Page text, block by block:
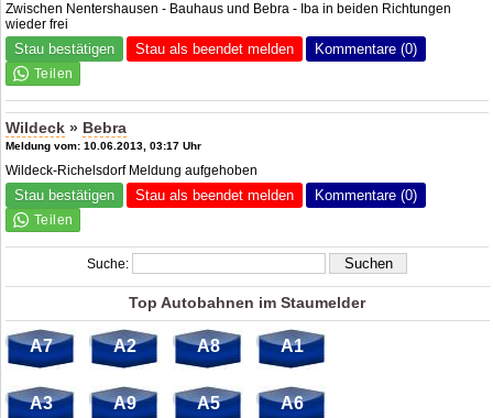
Zwischen Nentershausen - Bauhaus und Bebra - Iba in beiden Richtungen
wieder frei
Stau bestätigen Stau als beendet melden Kommentare (0)
Wildeck » Bebra
Meldung vom: 10.06.2013, 03:17 Uhr
Wildeck-Richelsdorf Meldung aufgehoben
Stau bestätigen Stau als beendet melden Kommentare (0)
Suche:
Top Autobahnen im Staumelder
A7 A2 A8 A1
A3 A9 A5 A6